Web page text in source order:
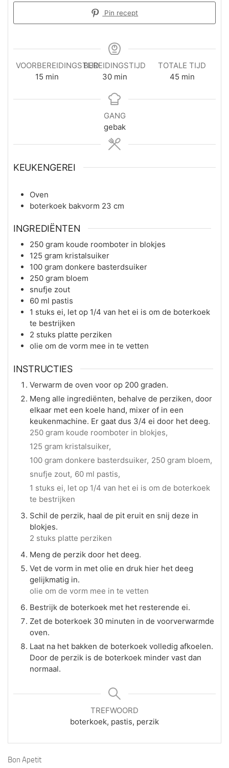
Pin recept
VOORBEREIDINGSTIJD
15 minuten
min
BEREIDINGSTIJD
30minuten
min
TOTALE TIJD
45minuten
min
GANG
gebak
KEUKENGEREI
Oven
boterkoek bakvorm 23 cm
INGREDIËNTEN
250 gram koude roomboter in blokjes
125 gram kristalsuiker
100 gram donkere basterdsuiker
250 gram bloem
snufje zout
60 ml pastis
1 stuks ei, let op 1/4 van het ei is om de boterkoek
te bestrijken
2 stuks platte perziken
olie om de vorm mee in te vetten
INSTRUCTIES
Verwarm de oven voor op 200 graden.
Meng alle ingrediënten, behalve de perziken, door
elkaar met een koele hand, mixer of in een
keukenmachine. Er gaat dus 3/4 ei door het deeg.
250 gram koude roomboter in blokjes,
125 gram kristalsuiker,
100 gram donkere basterdsuiker, 250 gram bloem,
snufje zout, 60 ml pastis,
1 stuks ei, let op 1/4 van het ei is om de boterkoek
te bestrijken
Schil de perzik, haal de pit eruit en snij deze in
blokjes.
2 stuks platte perziken
Meng de perzik door het deeg.
Vet de vorm in met olie en druk hier het deeg
gelijkmatig in.
olie om de vorm mee in te vetten
Bestrijk de boterkoek met het resterende ei.
Zet de boterkoek 30 minuten in de voorverwarmde
oven.
Laat na het bakken de boterkoek volledig afkoelen.
Door de perzik is de boterkoek minder vast dan
normaal.
TREFWOORD
boterkoek, pastis, perzik
Bon Apetit